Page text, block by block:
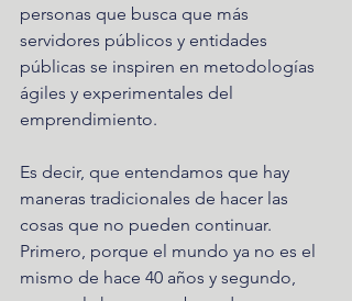
personas que busca que más
servidores públicos y entidades
públicas se inspiren en metodologías
ágiles y experimentales del
emprendimiento.
Es decir, que entendamos que hay
maneras tradicionales de hacer las
cosas que no pueden continuar.
Primero, porque el mundo ya no es el
mismo de hace 40 años y segundo,